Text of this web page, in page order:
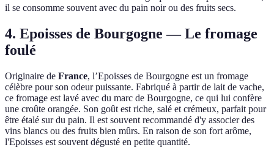
il se consomme souvent avec du pain noir ou des fruits secs.
4. Epoisses de Bourgogne — Le fromage
foulé
Originaire de France, l’Epoisses de Bourgogne est un fromage
célèbre pour son odeur puissante. Fabriqué à partir de lait de vache,
ce fromage est lavé avec du marc de Bourgogne, ce qui lui confère
une croûte orangée. Son goût est riche, salé et crémeux, parfait pour
être étalé sur du pain. Il est souvent recommandé d'y associer des
vins blancs ou des fruits bien mûrs. En raison de son fort arôme,
l'Epoisses est souvent dégusté en petite quantité.